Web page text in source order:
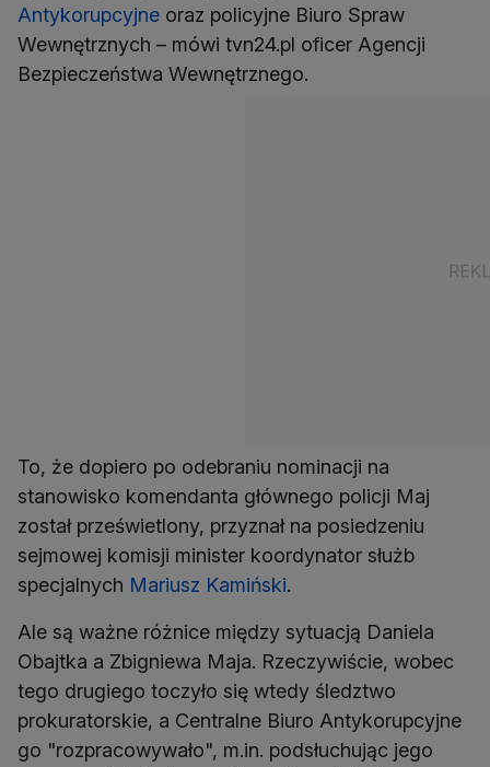
Antykorupcyjne oraz policyjne Biuro Spraw
Wewnętrznych – mówi tvn24.pl oficer Agencji
Bezpieczeństwa Wewnętrznego.
To, że dopiero po odebraniu nominacji na
stanowisko komendanta głównego policji Maj
został prześwietlony, przyznał na posiedzeniu
sejmowej komisji minister koordynator służb
specjalnych Mariusz Kamiński.
Ale są ważne różnice między sytuacją Daniela
Obajtka a Zbigniewa Maja. Rzeczywiście, wobec
tego drugiego toczyło się wtedy śledztwo
prokuratorskie, a Centralne Biuro Antykorupcyjne
go "rozpracowywało", m.in. podsłuchując jego